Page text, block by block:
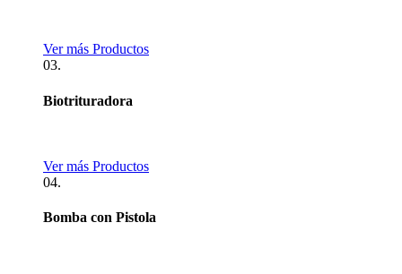
Ver más Productos
03.
Biotrituradora
Ver más Productos
04.
Bomba con Pistola